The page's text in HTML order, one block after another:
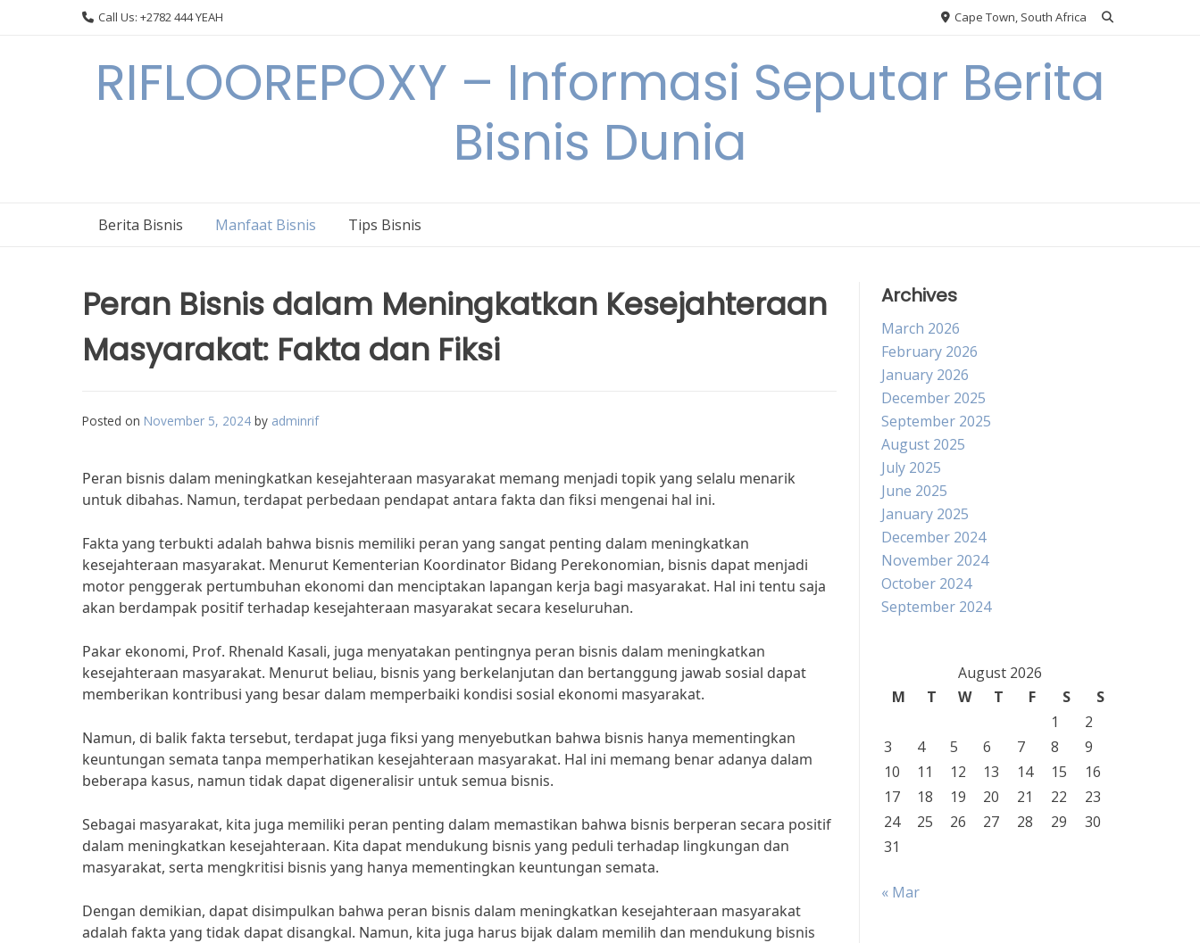
Call Us: +2782 444 YEAH Cape Town, South Africa
RIFLOOREPOXY – Informasi Seputar Berita
Bisnis Dunia
Berita Bisnis Manfaat Bisnis Tips Bisnis
Peran Bisnis dalam Meningkatkan Kesejahteraan
Masyarakat: Fakta dan Fiksi
Posted on November 5, 2024 by adminrif
Peran bisnis dalam meningkatkan kesejahteraan masyarakat memang menjadi topik yang selalu menarik
untuk dibahas. Namun, terdapat perbedaan pendapat antara fakta dan fiksi mengenai hal ini.
Fakta yang terbukti adalah bahwa bisnis memiliki peran yang sangat penting dalam meningkatkan
kesejahteraan masyarakat. Menurut Kementerian Koordinator Bidang Perekonomian, bisnis dapat menjadi
motor penggerak pertumbuhan ekonomi dan menciptakan lapangan kerja bagi masyarakat. Hal ini tentu saja
akan berdampak positif terhadap kesejahteraan masyarakat secara keseluruhan.
Pakar ekonomi, Prof. Rhenald Kasali, juga menyatakan pentingnya peran bisnis dalam meningkatkan
kesejahteraan masyarakat. Menurut beliau, bisnis yang berkelanjutan dan bertanggung jawab sosial dapat
memberikan kontribusi yang besar dalam memperbaiki kondisi sosial ekonomi masyarakat.
Namun, di balik fakta tersebut, terdapat juga fiksi yang menyebutkan bahwa bisnis hanya mementingkan
keuntungan semata tanpa memperhatikan kesejahteraan masyarakat. Hal ini memang benar adanya dalam
beberapa kasus, namun tidak dapat digeneralisir untuk semua bisnis.
Sebagai masyarakat, kita juga memiliki peran penting dalam memastikan bahwa bisnis berperan secara positif
dalam meningkatkan kesejahteraan. Kita dapat mendukung bisnis yang peduli terhadap lingkungan dan
masyarakat, serta mengkritisi bisnis yang hanya mementingkan keuntungan semata.
Dengan demikian, dapat disimpulkan bahwa peran bisnis dalam meningkatkan kesejahteraan masyarakat
adalah fakta yang tidak dapat disangkal. Namun, kita juga harus bijak dalam memilih dan mendukung bisnis
Archives
March 2026
February 2026
January 2026
December 2025
September 2025
August 2025
July 2025
June 2025
January 2025
December 2024
November 2024
October 2024
September 2024
August 2026
M
T W T F S
S
1
2
3
4 5 6 7 8
9
10
11 12 13 14 15
16
17
18 19 20 21 22
23
24
25 26 27 28 29
30
31
« Mar